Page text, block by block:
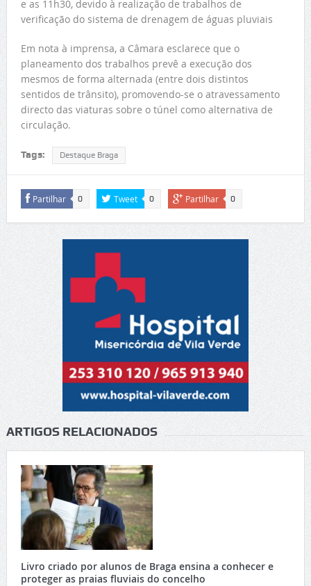
e as 11h30, devido à realização de trabalhos de
verificação do sistema de drenagem de águas pluviais
Em nota à imprensa, a Câmara esclarece que o
planeamento dos trabalhos prevê a execução dos
mesmos de forma alternada (entre dois distintos
sentidos de trânsito), promovendo-se o atravessamento
directo das viaturas sobre o túnel como alternativa de
circulação.
Tags: Destaque Braga
Partilhar 0 Tweet 0 Partilhar 0
ARTIGOS RELACIONADOS
Livro criado por alunos de Braga ensina a conhecer e
proteger as praias fluviais do concelho